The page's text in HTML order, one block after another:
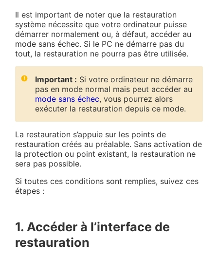
Il est important de noter que la restauration
système nécessite que votre ordinateur puisse
démarrer normalement ou, à défaut, accéder au
mode sans échec. Si le PC ne démarre pas du
tout, la restauration ne pourra pas être utilisée.
Important : Si votre ordinateur ne démarre
pas en mode normal mais peut accéder au
mode sans échec, vous pourrez alors
exécuter la restauration depuis ce mode.
La restauration s’appuie sur les points de
restauration créés au préalable. Sans activation de
la protection ou point existant, la restauration ne
sera pas possible.
Si toutes ces conditions sont remplies, suivez ces
étapes :
1. Accéder à l’interface de
restauration